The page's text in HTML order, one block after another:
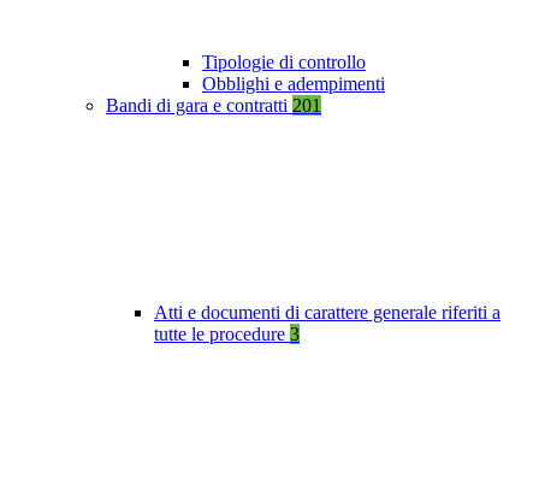
Tipologie di controllo
Obblighi e adempimenti
Bandi di gara e contratti 201
Atti e documenti di carattere generale riferiti a
tutte le procedure 3